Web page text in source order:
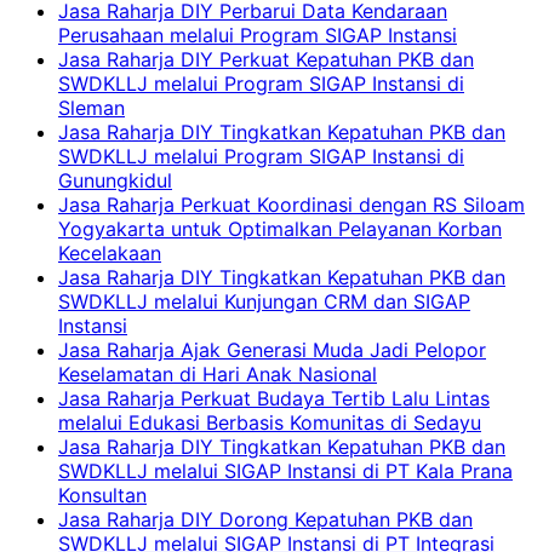
Jasa Raharja DIY Perbarui Data Kendaraan
Perusahaan melalui Program SIGAP Instansi
Jasa Raharja DIY Perkuat Kepatuhan PKB dan
SWDKLLJ melalui Program SIGAP Instansi di
Sleman
Jasa Raharja DIY Tingkatkan Kepatuhan PKB dan
SWDKLLJ melalui Program SIGAP Instansi di
Gunungkidul
Jasa Raharja Perkuat Koordinasi dengan RS Siloam
Yogyakarta untuk Optimalkan Pelayanan Korban
Kecelakaan
Jasa Raharja DIY Tingkatkan Kepatuhan PKB dan
SWDKLLJ melalui Kunjungan CRM dan SIGAP
Instansi
Jasa Raharja Ajak Generasi Muda Jadi Pelopor
Keselamatan di Hari Anak Nasional
Jasa Raharja Perkuat Budaya Tertib Lalu Lintas
melalui Edukasi Berbasis Komunitas di Sedayu
Jasa Raharja DIY Tingkatkan Kepatuhan PKB dan
SWDKLLJ melalui SIGAP Instansi di PT Kala Prana
Konsultan
Jasa Raharja DIY Dorong Kepatuhan PKB dan
SWDKLLJ melalui SIGAP Instansi di PT Integrasi